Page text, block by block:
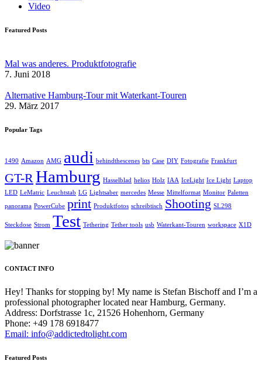
Video
Featured Posts
Mal was anderes. Produktfotografie
7. Juni 2018
Alternative Hamburg-Tour mit Waterkant-Touren
29. März 2017
Popular Tags
1490 Amazon AMG audi behindthescenes bts Case DIY Fotografie Frankfurt
GT-R Hamburg Hasselblad helios Holz IAA IceLight Ice Light Laptop
LED LeMatric Leuchtstab LG Lightsaber mercedes Messe Mittelformat Monitor Paletten
panorama PowerCube print Produktfotos schreibtisch Shooting SL298
Steckdose Strom Test Tethering Tether tools usb Waterkant-Touren workspace X1D
CONTACT INFO
Hey! Thanks for stopping by! My name is Stefan Bischoffand I’m a
professional photographer located near Hamburg, Germany.
Address: Dorfstrasse 1c, 21526 Hohenhorn, Germany
Phone: +49 178 6918477
Email: info@addictedtolight.com
Featured Posts